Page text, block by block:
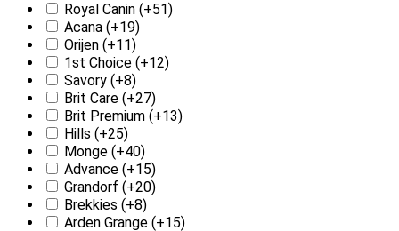
Royal Canin (+51)
Acana (+19)
Orijen (+11)
1st Choice (+12)
Savory (+8)
Brit Care (+27)
Brit Premium (+13)
Hills (+25)
Monge (+40)
Advance (+15)
Grandorf (+20)
Brekkies (+8)
Arden Grange (+15)